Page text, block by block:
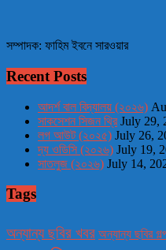
সম্পাদক: ফাহিম ইবনে সারওয়ার
Recent Posts
আদর্শ বাল বিদ্যালয় (২০২৬)
সাকসেশন সিজন থ্রি July 29,
লগ আউট (২০২৫) July 26,
দ্য ওডিসি (২০২৬) July 19,
সাতলুজ (২০২৬) July 14,
Tags
অন্যান্য ছবির খবর অন্যান্য ছবির